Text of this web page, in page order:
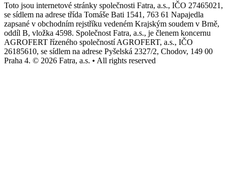
Toto jsou internetové stránky společnosti Fatra, a.s., IČO 27465021,
se sídlem na adrese třída Tomáše Bati 1541, 763 61 Napajedla
zapsané v obchodním rejstříku vedeném Krajským soudem v Brně,
oddíl B, vložka 4598. Společnost Fatra, a.s., je členem koncernu
AGROFERT řízeného společností AGROFERT, a.s., IČO
26185610, se sídlem na adrese Pyšelská 2327/2, Chodov, 149 00
Praha 4. © 2026 Fatra, a.s. • All rights reserved